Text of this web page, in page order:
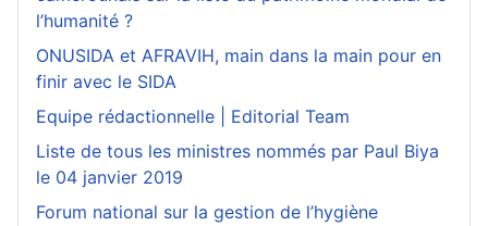
l’humanité ?
ONUSIDA et AFRAVIH, main dans la main pour en
finir avec le SIDA
Equipe rédactionnelle | Editorial Team
Liste de tous les ministres nommés par Paul Biya
le 04 janvier 2019
Forum national sur la gestion de l’hygiène